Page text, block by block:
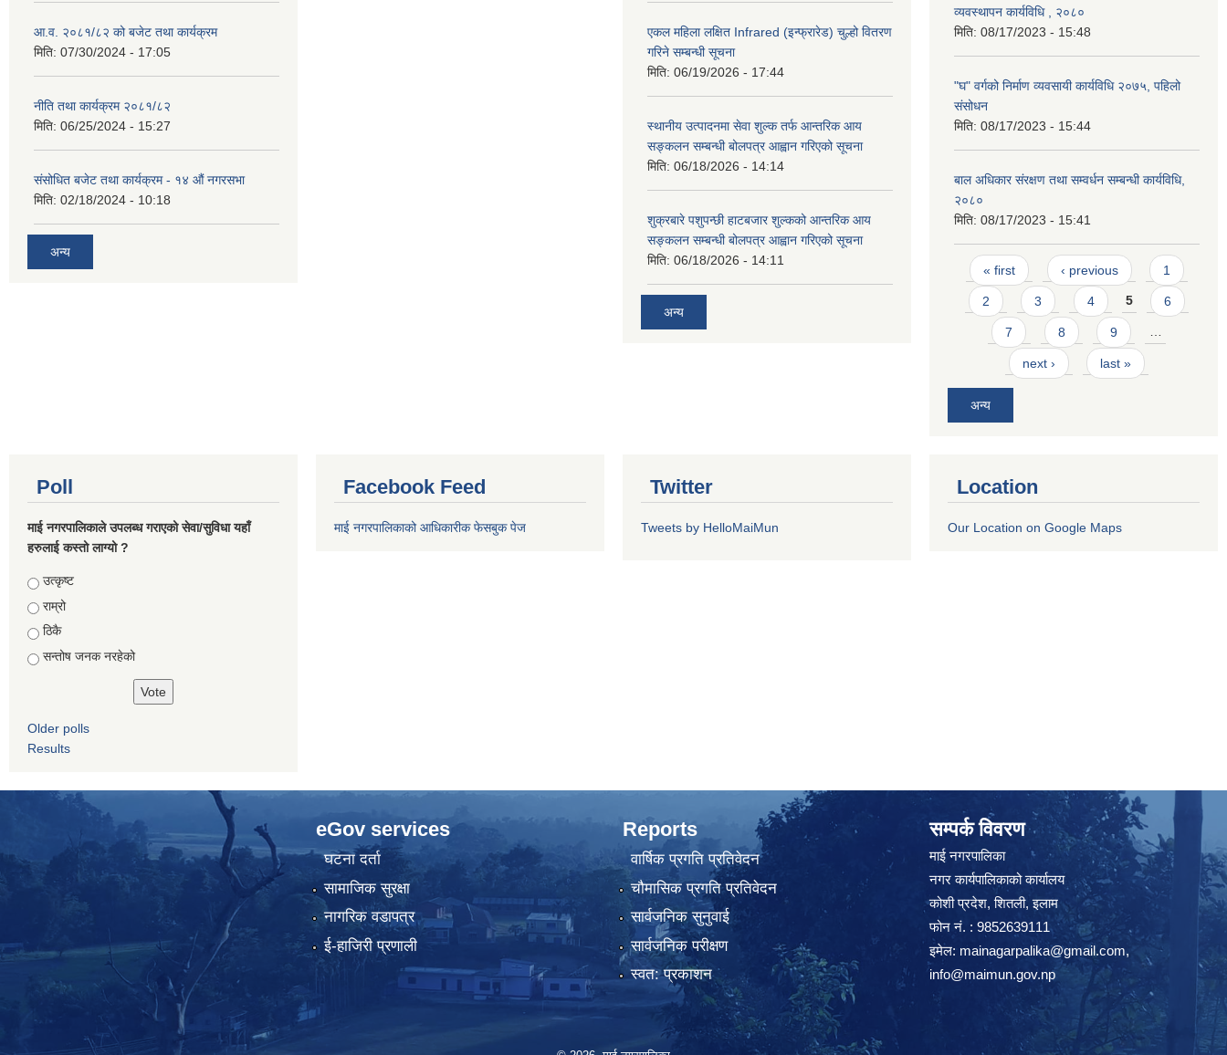
आ.व. २०८१/८२ को बजेट तथा कार्यक्रम
मिति: 07/30/2024 - 17:05
नीति तथा कार्यक्रम २०८१/८२
मिति: 06/25/2024 - 15:27
संसोधित बजेट तथा कार्यक्रम - १४ औं नगरसभा
मिति: 02/18/2024 - 10:18
अन्य
एकल महिला लक्षित Infrared (इन्फ्रारेड) चुल्हो वितरण
गरिने सम्बन्धी सूचना
मिति: 06/19/2026 - 17:44
स्थानीय उत्पादनमा सेवा शुल्क तर्फ आन्तरिक आय
सङ्कलन सम्बन्धी बोलपत्र आह्वान गरिएको सूचना
मिति: 06/18/2026 - 14:14
शुक्रबारे पशुपन्छी हाटबजार शुल्कको आन्तरिक आय
सङ्कलन सम्बन्धी बोलपत्र आह्वान गरिएको सूचना
मिति: 06/18/2026 - 14:11
अन्य
व्यवस्थापन कार्यविधि , २०८०
मिति: 08/17/2023 - 15:48
"घ" वर्गको निर्माण व्यवसायी कार्यविधि २०७५, पहिलो
संसोधन
मिति: 08/17/2023 - 15:44
बाल अधिकार संरक्षण तथा सम्वर्धन सम्बन्धी कार्यविधि,
२०८०
मिति: 08/17/2023 - 15:41
Pages
« first ‹ previous 1
2 3 4 5 6
7 8 9 …
next › last »
अन्य
Poll
माई नगरपालिकाले उपलब्ध गराएको सेवा/सुविधा यहाँ
हरुलाई कस्तो लाग्यो ?
Choices
उत्कृष्ट
राम्रो
ठिकै
सन्तोष जनक नरहेको
Older polls
Results
Facebook Feed
माई नगरपालिकाको आधिकारीक फेसबुक पेज
Twitter
Tweets by HelloMaiMun
Location
Our Location on Google Maps
eGov services
घटना दर्ता
सामाजिक सुरक्षा
नागरिक वडापत्र
ई-हाजिरी प्रणाली
Reports
वार्षिक प्रगति प्रतिवेदन
चौमासिक प्रगति प्रतिवेदन
सार्वजनिक सुनुवाई
सार्वजनिक परीक्षण
स्वत: प्रकाशन
सम्पर्क विवरण
माई नगरपालिका
नगर कार्यपालिकाको कार्यालय
कोशी प्रदेश, शितली, इलाम
फोन नं. : 9852639111
इमेल: mainagarpalika@gmail.com,
info@maimun.gov.np